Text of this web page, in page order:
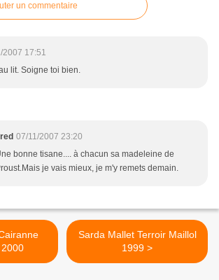
un commentaire
2007 17:51
au lit. Soigne toi bien.
07/11/2007 23:20
bonne tisane.... à chacun sa madeleine de
je vais mieux, je m'y remets demain.
Sarda Mallet Terroir Maillol
1999 >